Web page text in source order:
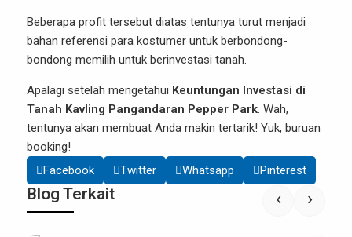
Beberapa profit tersebut diatas tentunya turut menjadi
bahan referensi para kostumer untuk berbondong-
bondong memilih untuk berinvestasi tanah.
Apalagi setelah mengetahui Keuntungan Investasi di
Tanah Kavling Pangandaran Pepper Park. Wah,
tentunya akan membuat Anda makin tertarik! Yuk, buruan
booking!
Facebook
Twitter Whatsapp Pinterest
Blog Terkait ‹ ›